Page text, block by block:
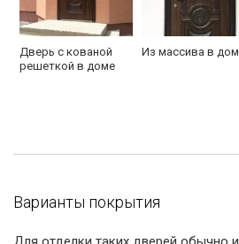
Дверь с кованой
решеткой в доме
Из массива в
ковкой и окном
Варианты покрытия